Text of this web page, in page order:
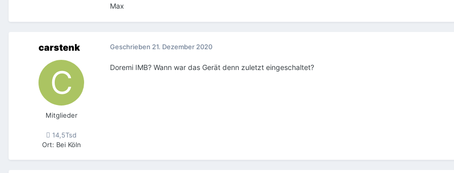
Max
carstenk
Mitglieder
14,5Tsd
Ort: Bei Köln
Geschrieben 21. Dezember 2020
Doremi IMB? Wann war das Gerät denn zuletzt eingeschaltet?